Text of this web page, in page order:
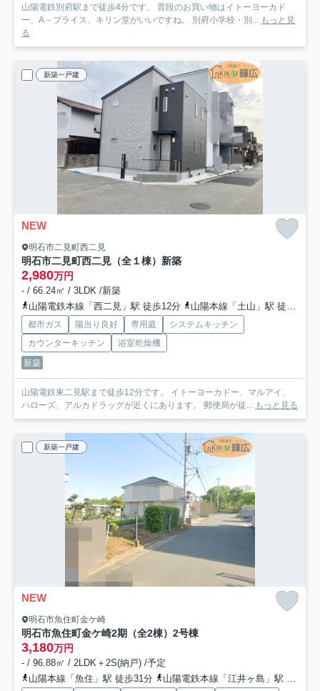
山陽電鉄別府駅まで徒歩4分です。 普段のお買い物はイトーヨーカド
ー、A－プライス、キリン堂がいいですね。 別府小学校・別... もっと見
る
新築一戸建
NEW
明石市二見町西二見
明石市二見町西二見（全１棟）新築
2,980万円
- / 66.24㎡ / 3LDK /新築
山陽電鉄本線「西二見」駅 徒歩12分
山陽本線「土山」駅 徒歩34分
都市ガス 陽当り良好 専用庭
システムキッチン
カウンターキッチン
浴室乾燥機
新築
山陽電鉄東二見駅まで徒歩12分です。 イトーヨーカドー、マルアイ、
ハローズ、アルカドラッグが近くにあります。 郵便局が徒... もっと見る
新築一戸建
NEW
明石市魚住町金ケ崎
明石市魚住町金ケ崎2期（全2棟）2号棟
3,180万円
- / 96.88㎡ / 2LDK＋2S(納戸) /予定
山陽本線「魚住」駅 徒歩31分
山陽電鉄本線「江井ヶ島」駅 徒歩32分